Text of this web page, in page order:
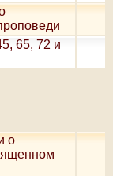
65, 72 и
о